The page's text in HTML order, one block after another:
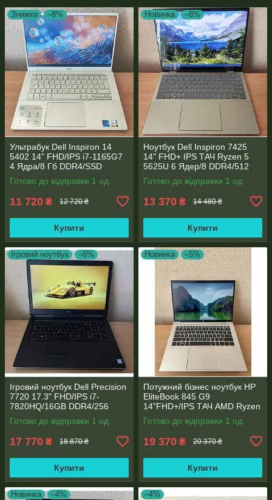
Знижка –8%
Ультрабук Dell Inspiron 14
5402 14” FHD/IPS i7-1165G7
4 Ядра/8 Гб DDR4/SSD
512Gb/ Intel Iris Xe Graphics
Готово до відправки 1 од.
11 720 ₴ 12 720 ₴
Купити
Новинка –8%
Ноутбук Dell Inspiron 7425
14" FHD+ IPS TАЧ Ryzen 5
5625U 6 Ядер/8 DDR4/512
SSD M.2/Radeon RX Vega
7/Type-C PD
Готово до відправки 1 од.
13 370 ₴ 14 480 ₴
Купити
Ігровий ноутбук –6%
Ігровий ноутбук Dell Precision
7720 17.3" FHD/IPS i7-
7820HQ/16GB DDR4/256
SSD/NVIDIA Quadro P4000
8GB
Готово до відправки 1 од.
17 770 ₴ 18 870 ₴
Купити
Новинка –5%
Потужний бізнес ноутбук HP
EliteBook 845 G9
14"FHD+/IPS ТАЧ AMD Ryzen
5 6600U 6 ядер/16 DDR5/512
SSD NVME/AMD Radeon
Готово до відправки 1 од.
19 370 ₴ 20 370 ₴
Купити
Новинка –4% –4%